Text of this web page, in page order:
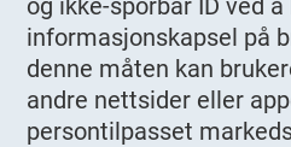
informasjonskapsel på
denne måten kan
andre nettsider eller
persontilpasset